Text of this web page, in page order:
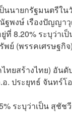
นายกรัฐมนตรีใน
ฐพงษ์ เรืองปัญญ
8.20% ระบุว่าเ
ย์ (พรรคเศรษฐกิจ)
ยสร้างไทย) อันดั
. ประยุทธ์ จันทร์โ
ระบุว่าเป็น สุชั